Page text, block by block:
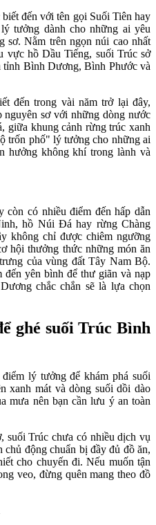
đến với tên gọi Suối Tiên hay
tưởng dành cho những ai yêu
sơ. Nằm trên ngọn núi cao nhất
vực hồ Dầu Tiếng, suối Trúc sở
Bình Dương, Bình Phước và
đến trong vài năm trở lại đây,
nguyên sơ với những dòng nước
giữa khung cảnh rừng trúc xanh
trốn phố" lý tưởng cho những ai
hưởng không khí trong lành và
còn có nhiều điểm đến hấp dẫn
hồ Núi Đá hay rừng Chàng
không chỉ được chiêm ngưỡng
hội thưởng thức những món ăn
của vùng đất Tây Nam Bộ.
yên bình để thư giãn và nạp
chắc chắn sẽ là lựa chọn
ghé suối Trúc Bình
lý tưởng để khám phá suối
xanh mát và dòng suối dồi dào
mưa nên bạn cần lưu ý an toàn
suối Trúc chưa có nhiều dịch vụ
động chuẩn bị đầy đủ đồ ăn,
cho chuyến đi. Nếu muốn tận
veo, đừng quên mang theo đồ